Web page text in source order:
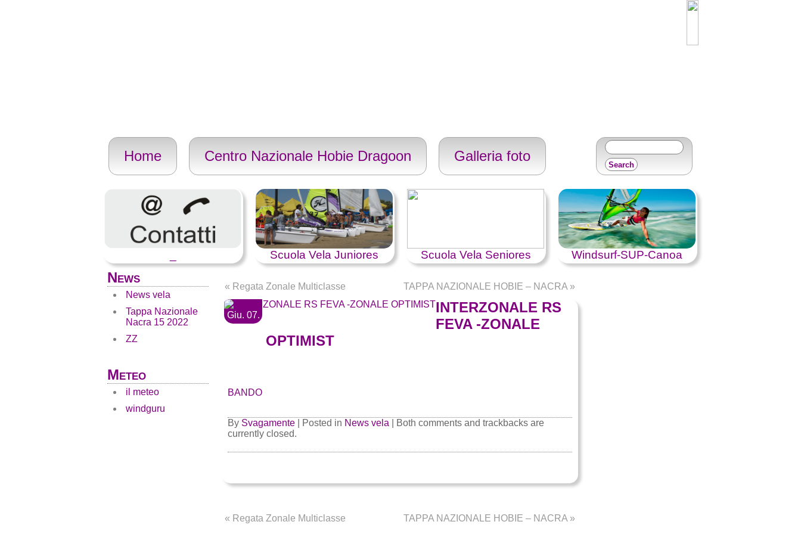
Home Centro Nazionale Hobie Dragoon Galleria foto
Scuola Vela Juniores Scuola Vela Seniores Windsurf-SUP-Canoa
« Regata Zonale Multiclasse TAPPA NAZIONALE HOBIE – NACRA »
Giu. 07.
INTERZONALE RS
FEVA -ZONALE
OPTIMIST
BANDO
By Svagamente | Posted in News vela
Both comments and trackbacks are
currently closed.
« Regata Zonale Multiclasse TAPPA NAZIONALE HOBIE – NACRA »
News
News vela
Tappa Nazionale
Nacra 15 2022
ZZ
Meteo
il meteo
windguru